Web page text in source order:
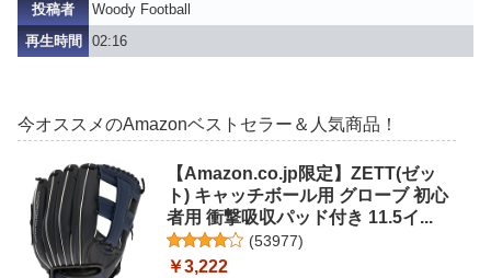
投稿者
Woody Football
再生時間
02:16
今オススメのAmazonベストセラー＆人気商品！
【Amazon.co.jp限定】ZETT(ゼッ
ト) キャッチボール用 グローブ 初心
者用 衝撃吸収パッド付き 11.5イ...
(53977)
￥3,222